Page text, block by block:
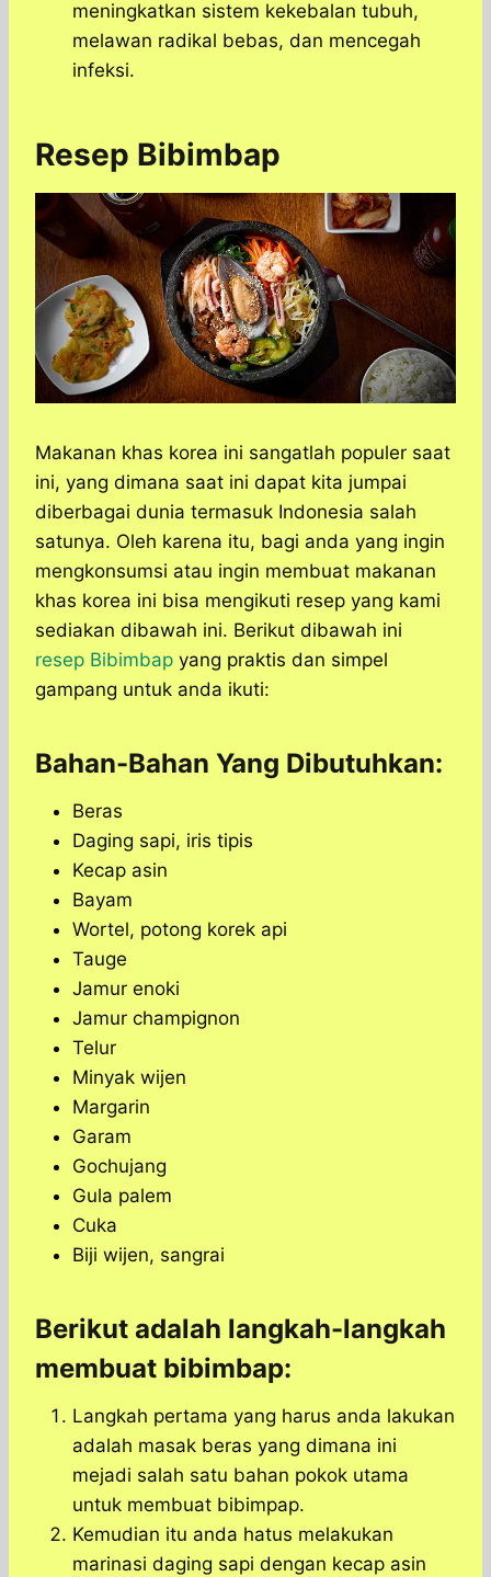
meningkatkan sistem kekebalan tubuh,
melawan radikal bebas, dan mencegah
infeksi.
Resep Bibimbap
Makanan khas korea ini sangatlah populer saat
ini, yang dimana saat ini dapat kita jumpai
diberbagai dunia termasuk Indonesia salah
satunya. Oleh karena itu, bagi anda yang ingin
mengkonsumsi atau ingin membuat makanan
khas korea ini bisa mengikuti resep yang kami
sediakan dibawah ini. Berikut dibawah ini
resep Bibimbap yang praktis dan simpel
gampang untuk anda ikuti:
Bahan-Bahan Yang Dibutuhkan:
Beras
Daging sapi, iris tipis
Kecap asin
Bayam
Wortel, potong korek api
Tauge
Jamur enoki
Jamur champignon
Telur
Minyak wijen
Margarin
Garam
Gochujang
Gula palem
Cuka
Biji wijen, sangrai
Berikut adalah langkah-langkah
membuat bibimbap:
Langkah pertama yang harus anda lakukan
adalah masak beras yang dimana ini
mejadi salah satu bahan pokok utama
untuk membuat bibimpap.
Kemudian itu anda hatus melakukan
marinasi daging sapi dengan kecap asin